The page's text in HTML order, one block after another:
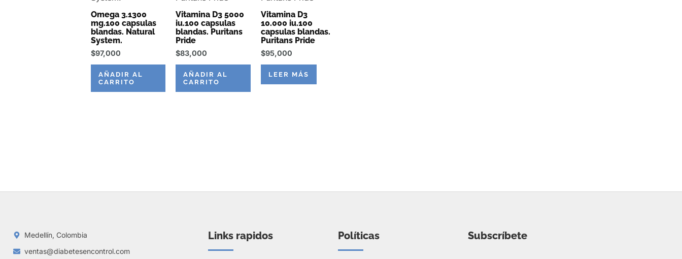
Omega 3.1300
mg.100 capsulas
blandas. Natural
System.
$97,000
AÑADIR AL
CARRITO
Vitamina D3 5000
iu.100 capsulas
blandas. Puritans
Pride
$83,000
AÑADIR AL
CARRITO
Vitamina D3
10.000 iu.100
capsulas blandas.
Puritans Pride
$95,000
LEER MÁS
Medellín, Colombia
ventas@diabetesencontrol.com
Links rapidos Políticas Subscríbete